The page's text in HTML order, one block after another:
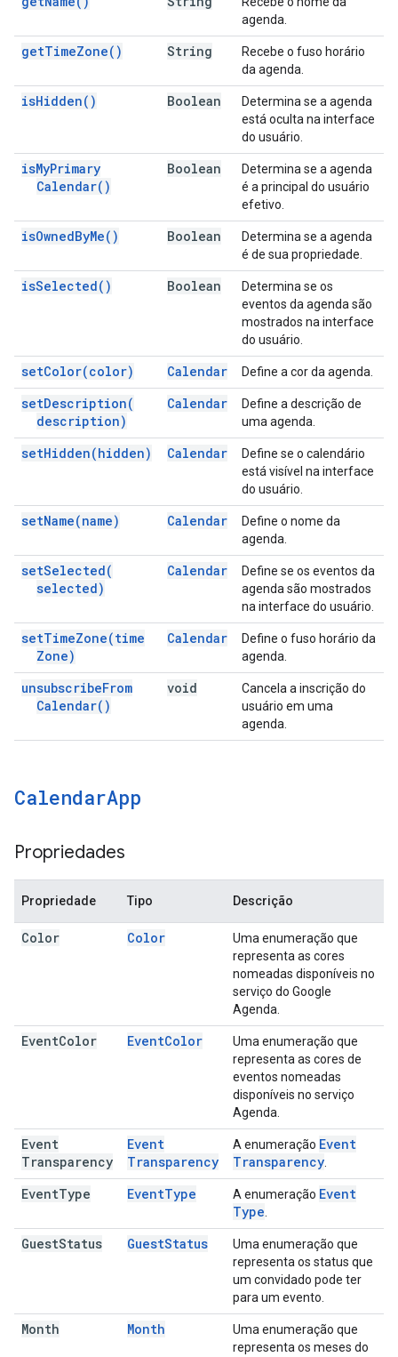
agenda.
getTimeZone( ) String
Recebe o fuso horário
da agenda.
isHidden( ) Boolean
Determina se a agenda
está oculta na interface
do usuário.
isMyPrimary
Calendar( )
Boolean
Determina se a agenda
é a principal do usuário
efetivo.
isOwnedByMe( ) Boolean
Determina se a agenda
é de sua propriedade.
isSelected( ) Boolean
Determina se os
eventos da agenda são
mostrados na interface
do usuário.
setColor(color) Calendar Define a cor da agenda.
setDescription(
description)
Calendar
Define a descrição de
uma agenda.
setHidden(hidden) Calendar
Define se o calendário
está visível na interface
do usuário.
setName(name) Calendar
Define o nome da
agenda.
setSelected(
selected)
Calendar
Define se os eventos da
agenda são mostrados
na interface do usuário.
setTimeZone(time
Zone)
Calendar
Define o fuso horário da
agenda.
unsubscribeFrom
Calendar( )
void
Cancela a inscrição do
usuário em uma
agenda.
CalendarApp
Propriedades
Propriedade Tipo Descrição
Color Color
Uma enumeração que
representa as cores
nomeadas disponíveis no
serviço do Google
Agenda.
EventColor EventColor
Uma enumeração que
representa as cores de
eventos nomeadas
disponíveis no serviço
Agenda.
Event
Transparency
Event
Transparency
A enumeração Event
Transparency
EventType EventType A enumeração Event
Type
GuestStatus GuestStatus
Uma enumeração que
representa os status que
um convidado pode ter
para um evento.
Month Month
Uma enumeração que
representa os meses do